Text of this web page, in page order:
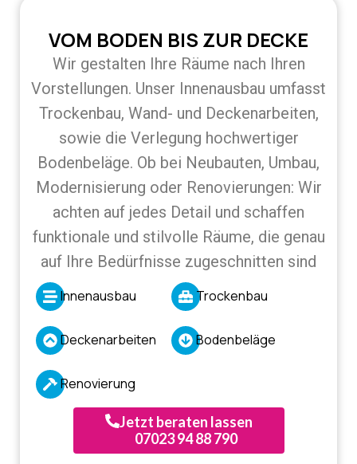
VOM BODEN BIS ZUR DECKE
Wir gestalten Ihre Räume nach Ihren
Vorstellungen. Unser Innenausbau umfasst
Trockenbau, Wand- und Deckenarbeiten,
sowie die Verlegung hochwertiger
Bodenbeläge. Ob bei Neubauten, Umbau,
Modernisierung oder Renovierungen: Wir
achten auf jedes Detail und schaffen
funktionale und stilvolle Räume, die genau
auf Ihre Bedürfnisse zugeschnitten sind
Innenausbau Trockenbau
Deckenarbeiten Bodenbeläge
Renovierung
Jetzt beraten lassen
07023 94 88 790